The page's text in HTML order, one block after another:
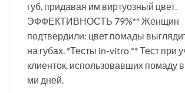
губ, придавая им виртуозный цвет.
ЭФФЕКТИВНОСТЬ 79%** Женщин
подтвердили: цвет помады
на губах. *Тесты in-vitro ** Тест при
клиенток, использовавших помаду
ми дней.